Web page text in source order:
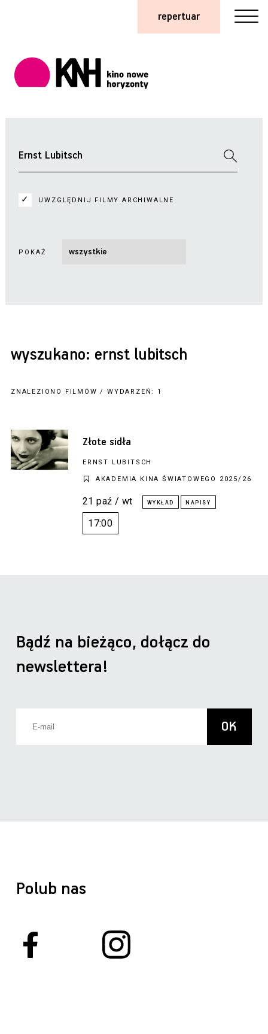
repertuar
UWZGLĘDNIJ FILMY ARCHIWALNE
POKAŻ
wyszukano: ernst lubitsch
ZNALEZIONO FILMÓW / WYDARZEŃ: 1
Złote sidła
ERNST LUBITSCH
AKADEMIA KINA ŚWIATOWEGO 2025/26
21 paź / wt
17:00
Polub nas
Bądź na bieżąco, dołącz do
newslettera!